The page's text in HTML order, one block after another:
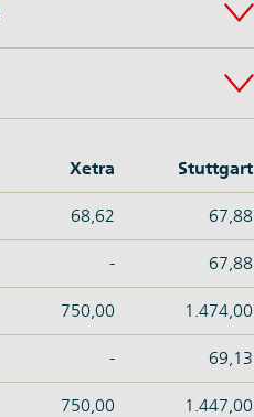
Xetra Stuttgart
68,62 67,88
- 67,88
750,00 1.474,00
- 69,13
750,00 1.447,00